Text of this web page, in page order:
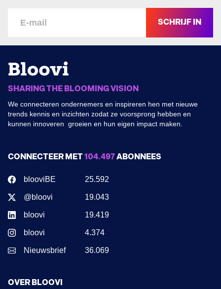
SCHRIJF IN
SHARING THE BLOOMING VISION
We connecteren ondernemers en inspireren hen met nieuwe
trends kennis en inzichten zodat ze voorsprong hebben en
kunnen innoveren groeien en hun eigen impact maken.
CONNECTEER MET104.497ABONNEES
blooviBE 25.592
@bloovi 19.043
bloovi 19.419
bloovi 4.374
Nieuwsbrief 36.069
OVER BLOOVI